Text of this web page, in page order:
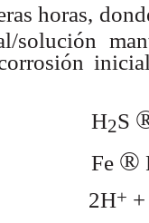
horas,
solución
H2S
Fe ®
2H+